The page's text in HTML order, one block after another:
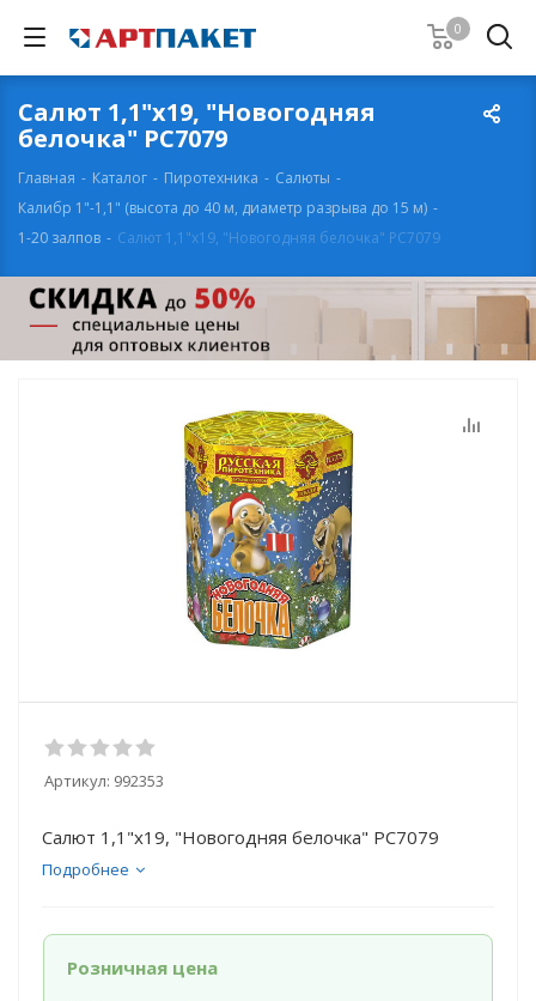
0
Салют 1,1"х19, "Новогодняя
белочка" РС7079
Главная - Каталог - Пиротехника - Салюты -
Калибр 1"-1,1" (высота до 40 м, диаметр разрыва до 15 м) -
1-20 залпов - Салют 1,1"х19, "Новогодняя белочка" РС7079
Артикул: 992353
Салют 1,1"х19, "Новогодняя белочка" РС7079
Подробнее
Розничная цена